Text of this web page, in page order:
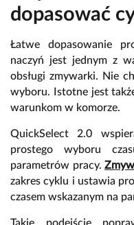
dopasować
Łatwe dopasowanie
naczyń jest jednym z
obsługi zmywarki. Nie
wyboru. Istotne jest
warunkom w komorze.
QuickSelect 2.0
prostego wyboru
parametrów pracy.
zakres cyklu i ustawia
czasem wskazanym na